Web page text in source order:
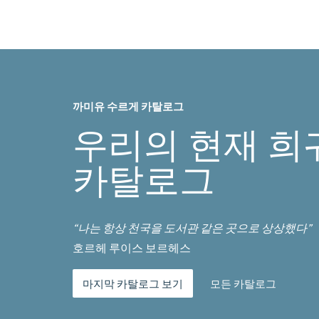
까미유 수르게 카탈로그
우리의 현재 희
카탈로그
“나는 항상 천국을 도서관 같은 곳으로 상상했다”
호르헤 루이스 보르헤스
마지막 카탈로그 보기 모든 카탈로그